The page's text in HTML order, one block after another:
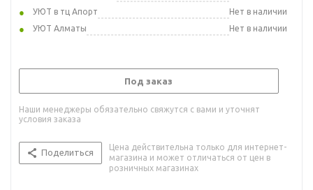
УЮТ в тц Апорт
Нет в наличии
УЮТ Алматы
Нет в наличии
Под заказ
Наши менеджеры обязательно свяжутся с вами и уточнят
условия заказа
Поделиться
Цена действительна только для интернет-
магазина и может отличаться от цен в
розничных магазинах